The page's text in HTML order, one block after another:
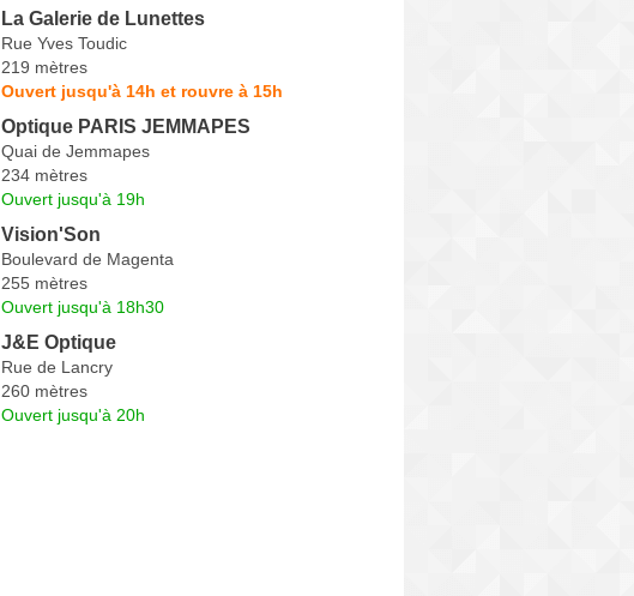
La Galerie de Lunettes
Rue Yves Toudic
219 mètres
Ouvert jusqu'à 14h et rouvre à 15h
Optique PARIS JEMMAPES
Quai de Jemmapes
234 mètres
Ouvert jusqu'à 19h
Vision'Son
Boulevard de Magenta
255 mètres
Ouvert jusqu'à 18h30
J&E Optique
Rue de Lancry
260 mètres
Ouvert jusqu'à 20h